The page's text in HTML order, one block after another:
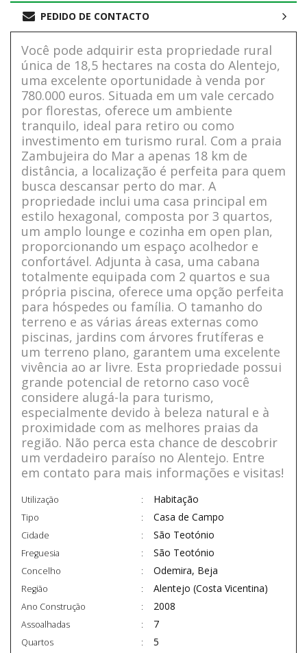
PEDIDO DE CONTACTO
Você pode adquirir esta propriedade rural
única de 18,5 hectares na costa do Alentejo,
uma excelente oportunidade à venda por
780.000 euros. Situada em um vale cercado
por florestas, oferece um ambiente
tranquilo, ideal para retiro ou como
investimento em turismo rural. Com a praia
Zambujeira do Mar a apenas 18 km de
distância, a localização é perfeita para quem
busca descansar perto do mar. A
propriedade inclui uma casa principal em
estilo hexagonal, composta por 3 quartos,
um amplo lounge e cozinha em open plan,
proporcionando um espaço acolhedor e
confortável. Adjunta à casa, uma cabana
totalmente equipada com 2 quartos e sua
própria piscina, oferece uma opção perfeita
para hóspedes ou família. O tamanho do
terreno e as várias áreas externas como
piscinas, jardins com árvores frutíferas e
um terreno plano, garantem uma excelente
vivência ao ar livre. Esta propriedade possui
grande potencial de retorno caso você
considere alugá-la para turismo,
especialmente devido à beleza natural e à
proximidade com as melhores praias da
região. Não perca esta chance de descobrir
um verdadeiro paraíso no Alentejo. Entre
em contato para mais informações e visitas!
Utilização Habitação
Tipo Casa de Campo
Cidade São Teotónio
Freguesia São Teotónio
Concelho Odemira, Beja
Região Alentejo (Costa Vicentina)
Ano Construção 2008
Assoalhadas 7
Quartos 5